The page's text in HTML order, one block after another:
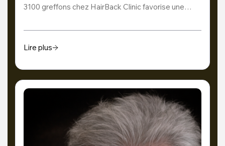
3100 greffons chez HairBack Clinic favorise une…
Lire plus